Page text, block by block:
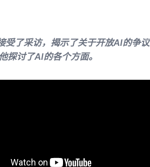
了采访，揭示了关于开放AI的争
探讨了AI的各个方面。